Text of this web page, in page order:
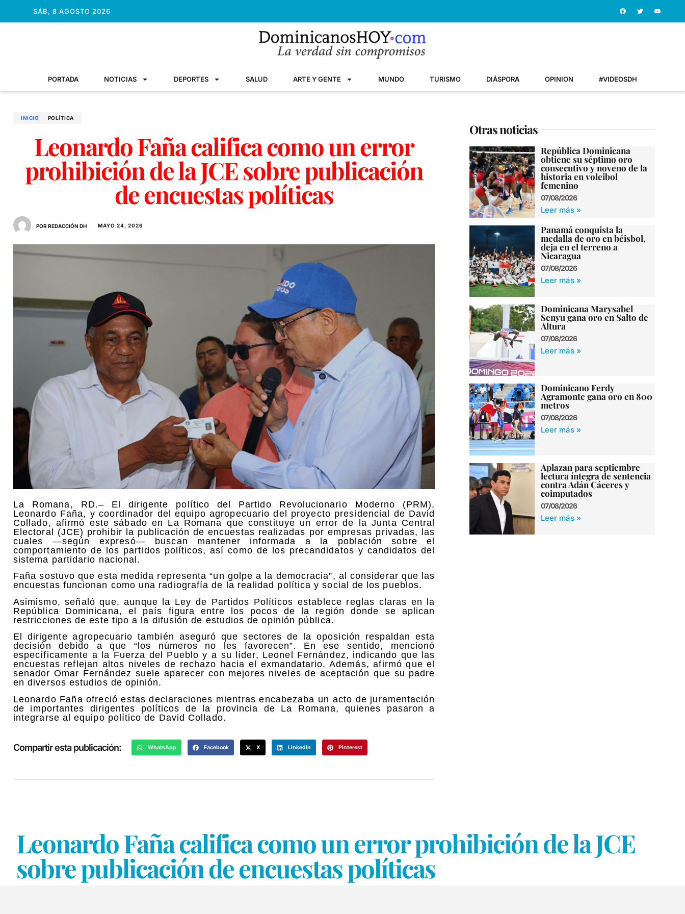
SÁB, 8 AGOSTO 2026
PORTADA NOTICIAS DEPORTES SALUD ARTE Y GENTE MUNDO TURISMO DIÁSPORA OPINION #VIDEOSDH
INICIO POLÍTICA
Leonardo Faña califica como un error
prohibición de la JCE sobre publicación
de encuestas políticas
POR REDACCIÓN DH MAYO 24, 2026
La Romana, RD.– El dirigente político del Partido Revolucionario Moderno (PRM),
Leonardo Faña, y coordinador del equipo agropecuario del proyecto presidencial de David
Collado, afirmó este sábado en La Romana que constituye un error de la Junta Central
Electoral (JCE) prohibir la publicación de encuestas realizadas por empresas privadas, las
cuales —según expresó— buscan mantener informada a la población sobre el
comportamiento de los partidos políticos, así como de los precandidatos y candidatos del
sistema partidario nacional.
Faña sostuvo que esta medida representa “un golpe a la democracia”, al considerar que las
encuestas funcionan como una radiografía de la realidad política y social de los pueblos.
Asimismo, señaló que, aunque la Ley de Partidos Políticos establece reglas claras en la
República Dominicana, el país figura entre los pocos de la región donde se aplican
restricciones de este tipo a la difusión de estudios de opinión pública.
El dirigente agropecuario también aseguró que sectores de la oposición respaldan esta
decisión debido a que “los números no les favorecen”. En ese sentido, mencionó
específicamente a la Fuerza del Pueblo y a su líder, Leonel Fernández, indicando que las
encuestas reflejan altos niveles de rechazo hacia el exmandatario. Además, afirmó que el
senador Omar Fernández suele aparecer con mejores niveles de aceptación que su padre
en diversos estudios de opinión.
Leonardo Faña ofreció estas declaraciones mientras encabezaba un acto de juramentación
de importantes dirigentes políticos de la provincia de La Romana, quienes pasaron a
integrarse al equipo político de David Collado.
Compartir esta publicación: WhatsApp Facebook X LinkedIn Pinterest
Otras noticias
República Dominicana
obtiene su séptimo oro
consecutivo y noveno de la
historia en voleibol
femenino
07/08/2026
Leer más »
Panamá conquista la
medalla de oro en béisbol,
deja en el terreno a
Nicaragua
07/08/2026
Leer más »
Dominicana Marysabel
Senyu gana oro en Salto de
Altura
07/08/2026
Leer más »
Dominicano Ferdy
Agramonte gana oro en 800
metros
07/08/2026
Leer más »
Aplazan para septiembre
lectura íntegra de sentencia
contra Adán Cáceres y
coimputados
07/08/2026
Leer más »
Leonardo Faña califica como un error prohibición de la JCE
sobre publicación de encuestas políticas